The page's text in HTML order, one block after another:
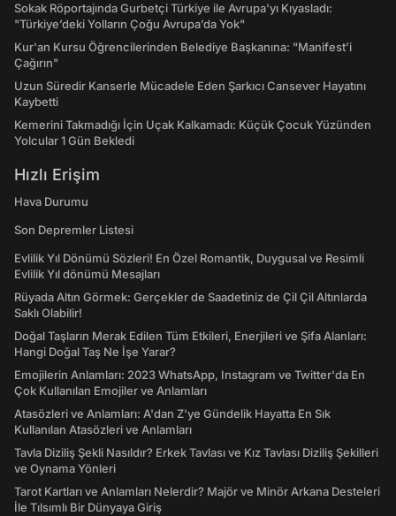
Sokak Röportajında Gurbetçi Türkiye ile Avrupa'yı Kıyasladı:
"Türkiye’deki Yolların Çoğu Avrupa’da Yok"
Kur'an Kursu Öğrencilerinden Belediye Başkanına: "Manifest’i
Çağırın"
Uzun Süredir Kanserle Mücadele Eden Şarkıcı Cansever Hayatını
Kaybetti
Kemerini Takmadığı İçin Uçak Kalkamadı: Küçük Çocuk Yüzünden
Yolcular 1 Gün Bekledi
Hızlı Erişim
Hava Durumu
Son Depremler Listesi
Evlilik Yıl Dönümü Sözleri! En Özel Romantik, Duygusal ve Resimli
Evlilik Yıl dönümü Mesajları
Rüyada Altın Görmek: Gerçekler de Saadetiniz de Çil Çil Altınlarda
Saklı Olabilir!
Doğal Taşların Merak Edilen Tüm Etkileri, Enerjileri ve Şifa Alanları:
Hangi Doğal Taş Ne İşe Yarar?
Emojilerin Anlamları: 2023 WhatsApp, Instagram ve Twitter'da En
Çok Kullanılan Emojiler ve Anlamları
Atasözleri ve Anlamları: A'dan Z'ye Gündelik Hayatta En Sık
Kullanılan Atasözleri ve Anlamları
Tavla Diziliş Şekli Nasıldır? Erkek Tavlası ve Kız Tavlası Diziliş Şekilleri
ve Oynama Yönleri
Tarot Kartları ve Anlamları Nelerdir? Majör ve Minör Arkana Desteleri
İle Tılsımlı Bir Dünyaya Giriş